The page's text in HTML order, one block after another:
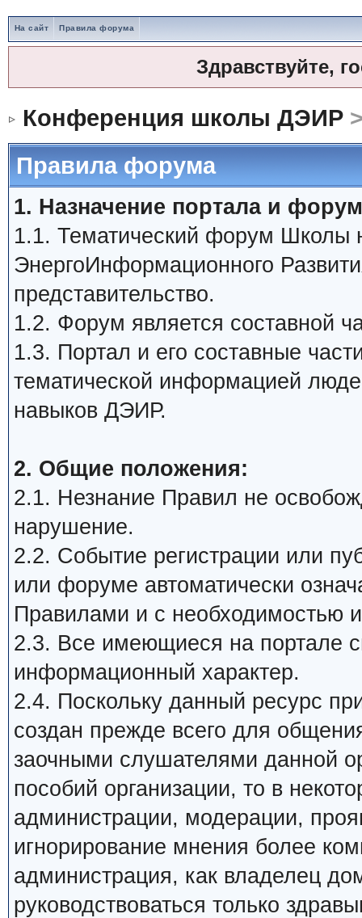
На сайт Правила форума
Здравствуйте,
Конференция школы ДЭИР
Правила форума
1. Назначение портала и
1.1. Тематический форум Школы
ЭнергоИнформационного
представительство.
1.2. Форум является составной
1.3. Портал и его составные
тематической информацией
навыков ДЭИР.
2. Общие положения:
2.1. Незнание Правил не
нарушение.
2.2. Событие регистрации или
или форуме автоматически
Правилами и с необходимостью
2.3. Все имеющиеся на портале
информационный характер.
2.4. Поскольку данный ресурс
создан прежде всего для
заочными слушателями данной
пособий организации, то в
администрации, модерации,
игнорирование мнения более
администрация, как владелец
руководствоваться только